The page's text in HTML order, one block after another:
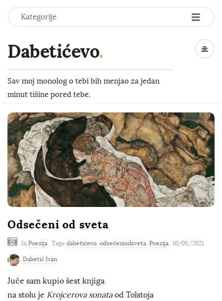
Kategorije -
-
-
Dabetićevo.
Sav moj monolog o tebi bih menjao za jedan
minut tišine pored tebe.
Odsečeni od sveta
In Poezija Tags dabetićevo, odsečeniodsveta, Poezija 10/08/2021
Dabetić Ivan
Juče sam kupio šest knjiga
na stolu je Krojcerova sonataod Tolstoja